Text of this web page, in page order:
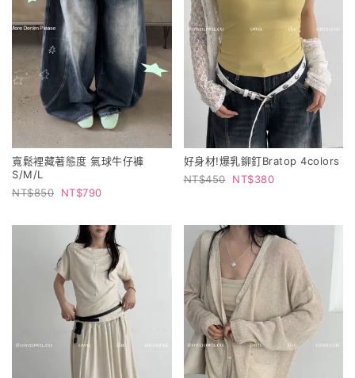
寬鬆裡藏著態度 氣球牛仔褲
S/M/L
850
790
好身材!爆乳鉚釘Bratop 4colors
450
380